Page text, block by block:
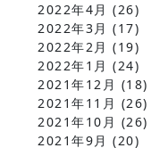
2022年4月 (26)
2022年3月 (17)
2022年2月 (19)
2022年1月 (24)
2021年12月 (18)
2021年11月 (26)
2021年10月 (26)
2021年9月 (20)